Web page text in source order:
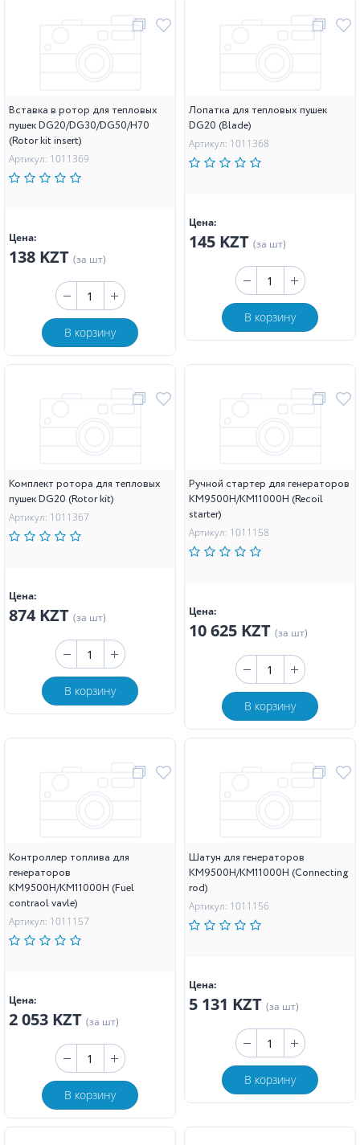
Вставка в ротор для тепловых
пушек DG20/DG30/DG50/H70
(Rotor kit insert)
Артикул: 1011369
Цена:
138 KZT (за шт)
В корзину
Лопатка для тепловых пушек
DG20 (Blade)
Артикул: 1011368
Цена:
145 KZT (за шт)
В корзину
Комплект ротора для тепловых
пушек DG20 (Rotor kit)
Артикул: 1011367
Цена:
874 KZT (за шт)
В корзину
Ручной стартер для генераторов
KM9500H/KM11000H (Recoil
starter)
Артикул: 1011158
Цена:
10 625 KZT (за шт)
В корзину
Контроллер топлива для
генераторов
KM9500H/KM11000H (Fuel
contraol vavle)
Артикул: 1011157
Цена:
2 053 KZT (за шт)
В корзину
Шатун для генераторов
KM9500H/KM11000H (Connecting
rod)
Артикул: 1011156
Цена:
5 131 KZT (за шт)
В корзину